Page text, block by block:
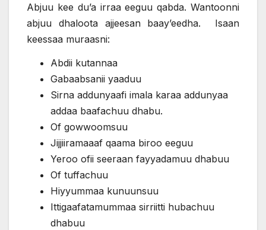
Abjuu kee du’a irraa eeguu qabda. Wantoonni
abjuu dhaloota ajjeesan baay’eedha. Isaan
keessaa muraasni:
Abdii kutannaa
Gabaabsanii yaaduu
Sirna addunyaafi imala karaa addunyaa
addaa baafachuu dhabu.
Of gowwoomsuu
Jijjiiramaaaf qaama biroo eeguu
Yeroo ofii seeraan fayyadamuu dhabuu
Of tuffachuu
Hiyyummaa kunuunsuu
Ittigaafatamummaa sirriitti hubachuu
dhabuu